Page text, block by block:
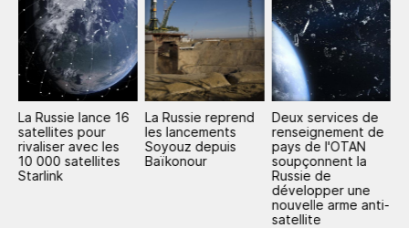
La Russie lance 16
satellites pour
rivaliser avec les
10 000 satellites
Starlink
La Russie reprend
les lancements
Soyouz depuis
Baïkonour
Deux services de
renseignement de
pays de l'OTAN
soupçonnent la
Russie de
développer une
nouvelle arme anti-
satellite